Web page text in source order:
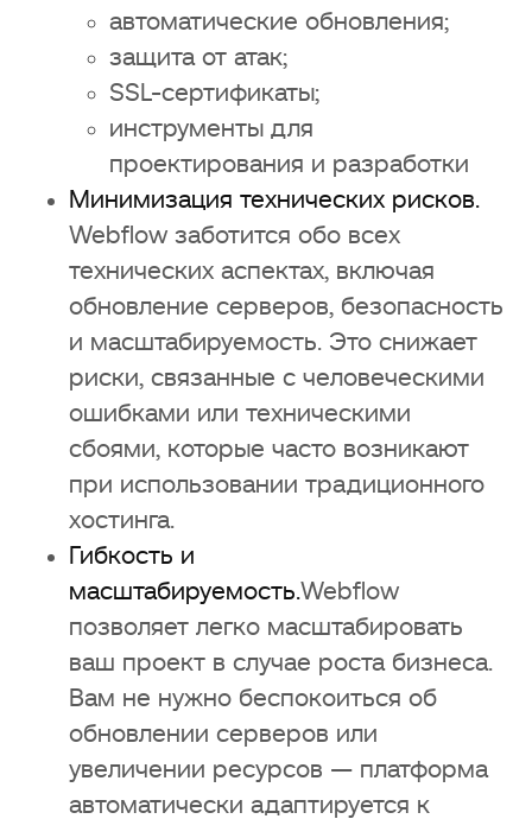
автоматические обновления;
защита от атак;
SSL-сертификаты;
инструменты для
проектирования и разработки
Минимизация технических рисков.
Webflow заботится обо всех
технических аспектах, включая
обновление серверов, безопасность
и масштабируемость. Это снижает
риски, связанные с человеческими
ошибками или техническими
сбоями, которые часто возникают
при использовании традиционного
хостинга.
Гибкость и
масштабируемость.Webflow
позволяет легко масштабировать
ваш проект в случае роста бизнеса.
Вам не нужно беспокоиться об
обновлении серверов или
увеличении ресурсов — платформа
автоматически адаптируется к